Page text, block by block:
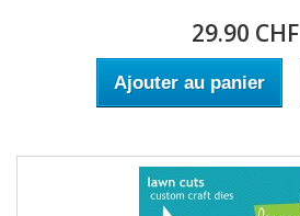
29.90 CHF
Ajouter au panier